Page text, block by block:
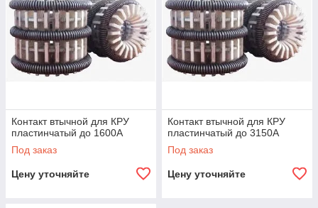
Контакт втычной для КРУ
пластинчатый до 1600А
Под заказ
Цену уточняйте
Контакт втычной для КРУ
пластинчатый до 3150А
Под заказ
Цену уточняйте